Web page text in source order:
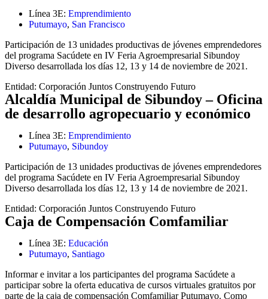
Línea 3E: Emprendimiento
Putumayo, San Francisco
Participación de 13 unidades productivas de jóvenes emprendedores
del programa Sacúdete en IV Feria Agroempresarial Sibundoy
Diverso desarrollada los días 12, 13 y 14 de noviembre de 2021.
Entidad: Corporación Juntos Construyendo Futuro
Alcaldía Municipal de Sibundoy – Oficina
de desarrollo agropecuario y económico
Línea 3E: Emprendimiento
Putumayo, Sibundoy
Participación de 13 unidades productivas de jóvenes emprendedores
del programa Sacúdete en IV Feria Agroempresarial Sibundoy
Diverso desarrollada los días 12, 13 y 14 de noviembre de 2021.
Entidad: Corporación Juntos Construyendo Futuro
Caja de Compensación Comfamiliar
Línea 3E: Educación
Putumayo, Santiago
Informar e invitar a los participantes del programa Sacúdete a
participar sobre la oferta educativa de cursos virtuales gratuitos por
parte de la caja de compensación Comfamiliar Putumayo. Como